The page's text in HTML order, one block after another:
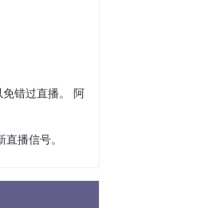
错过直播。 阿
播信号。